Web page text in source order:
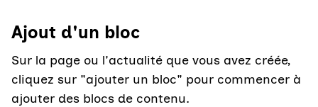
Ajout d'un bloc
Sur la page ou l'actualité que vous avez créée,
cliquez sur "ajouter un bloc" pour commencer à
ajouter des blocs de contenu.